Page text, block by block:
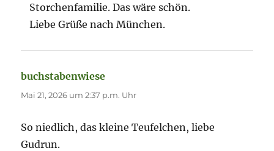
Storchenfamilie. Das wäre schön.
Liebe Grüße nach München.
buchstabenwiese
Mai 21, 2026 um 2:37 p.m. Uhr
So niedlich, das kleine Teufelchen, liebe
Gudrun.